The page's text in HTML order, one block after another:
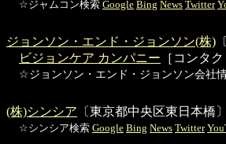
☆ジャムコン検索 Google Bing News Twitter
ジョンソン・エンド・ジョンソン(株)
ビジョンケア カンパニー ［コンタ
☆ジョンソン・エンド・ジョンソン会社
(株)シンシア 〔東京都中央区東日本橋
☆シンシア検索 Google Bing News Twitter